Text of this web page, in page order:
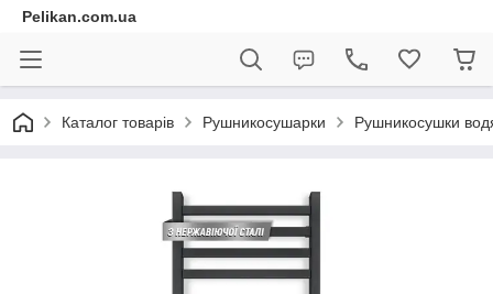
Pelikan.com.ua
Каталог товарів Рушникосушарки Рушникосушки